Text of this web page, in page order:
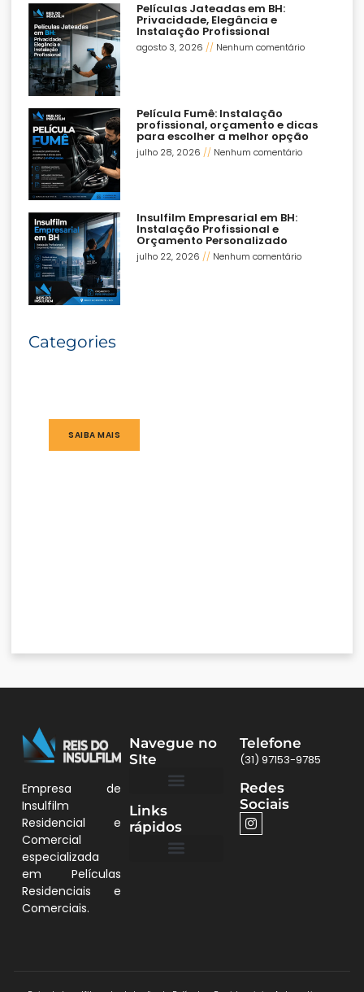
Películas Jateadas em BH:
Privacidade, Elegância e
Instalação Profissional
agosto 3, 2026 Nenhum comentário
Película Fumê: Instalação
profissional, orçamento e dicas
para escolher a melhor opção
julho 28, 2026 Nenhum comentário
Insulfilm Empresarial em BH:
Instalação Profissional e
Orçamento Personalizado
julho 22, 2026 Nenhum comentário
Categories
SAIBA MAIS
Empresa de
Insulfilm
Residencial e
Comercial
especializada
em Películas
Residenciais e
Comerciais.
Navegue no
SIte
Links
rápidos
Telefone
(31) 97153-9785
Redes
Sociais